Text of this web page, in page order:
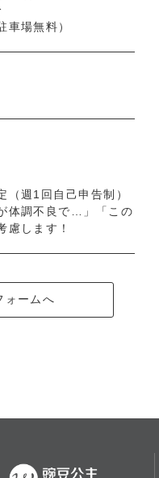
場無料）
週1回自己申告制）
体調不良で…」「この
します！
ームへ